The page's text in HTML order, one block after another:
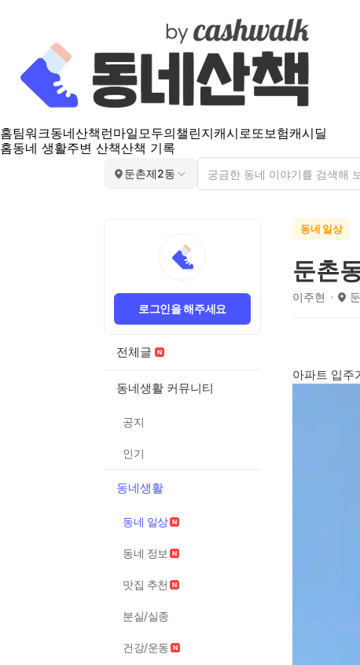
홈팀워크동네산책 런마일모두의챌린지캐시로또보험캐시딜
홈동네 생활주변 산책산책 기록
둔촌제2동
로그인을 해주세요
전체글
동네생활 커뮤니티
공지
인기
동네생활
동네 일상
동네 정보
맛집 추천
분실/실종
건강/운동
동네 일상
둔촌
이주현
아파트 입주